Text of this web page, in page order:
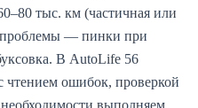
тыс. км (частичная или
проблемы — пинки при
В AutoLife 56
ошибок, проверкой
выполняем